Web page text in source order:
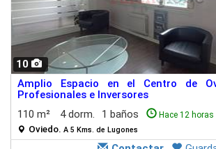
10
Amplio Espacio en el Centro de
Profesionales e Inversores
110 m²
4 dorm. 1 baños Hace 12 horas
Oviedo. A 5 Kms. de Lugones